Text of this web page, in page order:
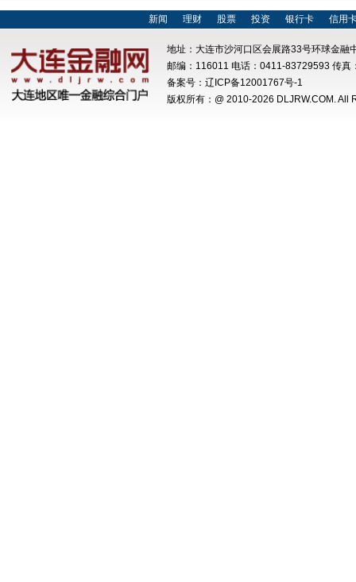
新闻 理财 股票 投资 银行卡 信用
地址：大连市沙河口区会展路33号环球金融
邮编：116011 电话：0411-83729593 传真
备案号： 辽ICP备12001767号-1
版权所有：@ 2010-2026 DLJRW.COM. All